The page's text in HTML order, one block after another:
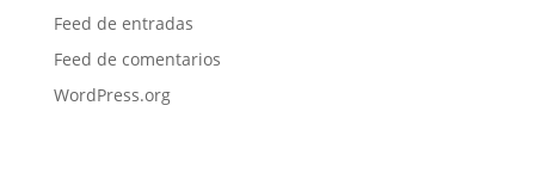
Feed de entradas
Feed de comentarios
WordPress.org